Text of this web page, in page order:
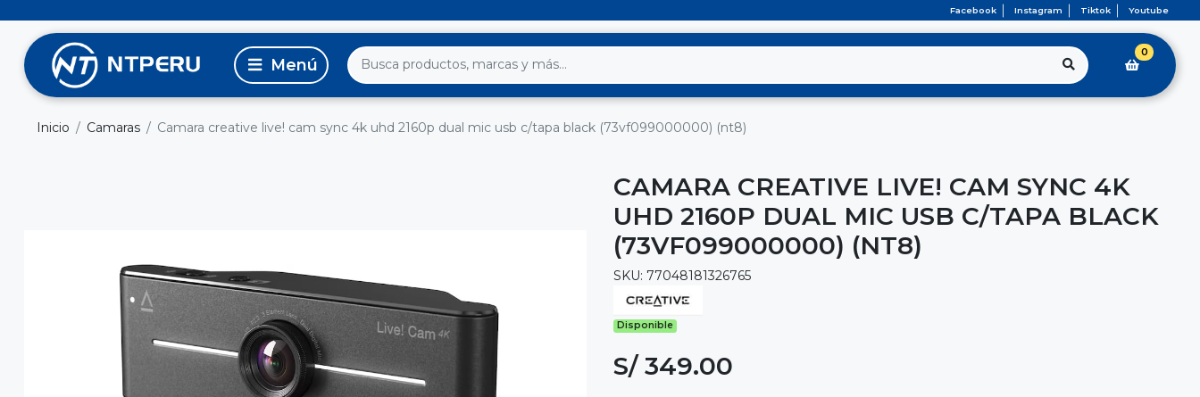
Facebook Instagram Tiktok Youtube
0
Inicio Camaras Camara creative live! cam sync 4k uhd 2160p dual mic usb c/tapa black (73vf099000000) (nt8)
CAMARA CREATIVE LIVE! CAM SYNC 4K
UHD 2160P DUAL MIC USB C/TAPA BLACK
(73VF099000000) (NT8)
SKU: 77048181326765
Disponible
S/ 349.00